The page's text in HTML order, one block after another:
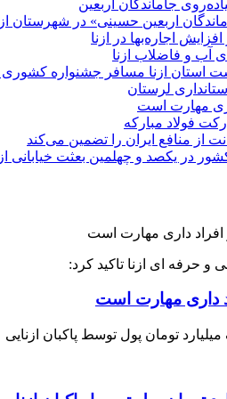
جاماندگان اربعین
اربعین حسینی» در شهرستان
افزایش اجاره‌بها در ازنا
آب و فاضلاب ازنا
استان ازنا مسافر جشنواره کشوری
لرستان
داری مهارت است
فولاد مبارکه
از منافع ایران را تضمین می‌کند
در یکصد و چهلمین بعثت خیابانی
حرفه ای ازنا تاکید کرد:
داری مهارت است